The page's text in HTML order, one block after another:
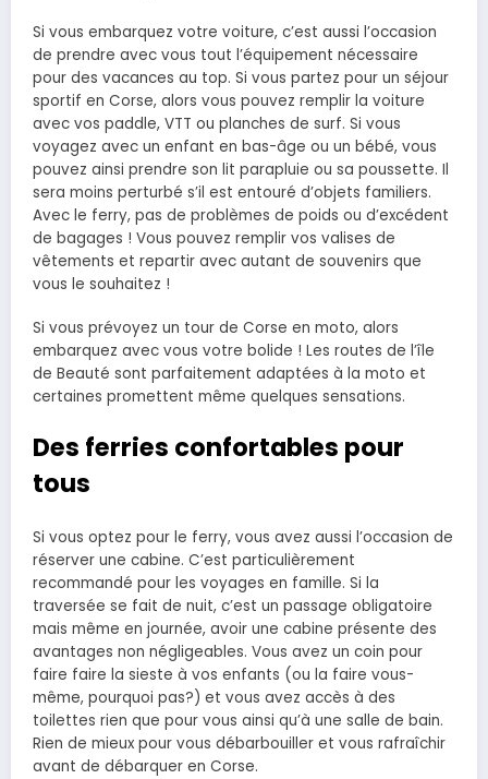
Si vous embarquez votre voiture, c’est aussi l’occasion
de prendre avec vous tout l’équipement nécessaire
pour des vacances au top. Si vous partez pour un séjour
sportif en Corse, alors vous pouvez remplir la voiture
avec vos paddle, VTT ou planches de surf. Si vous
voyagez avec un enfant en bas-âge ou un bébé, vous
pouvez ainsi prendre son lit parapluie ou sa poussette. Il
sera moins perturbé s’il est entouré d’objets familiers.
Avec le ferry, pas de problèmes de poids ou d’excédent
de bagages ! Vous pouvez remplir vos valises de
vêtements et repartir avec autant de souvenirs que
vous le souhaitez !
Si vous prévoyez un tour de Corse en moto, alors
embarquez avec vous votre bolide ! Les routes de l’île
de Beauté sont parfaitement adaptées à la moto et
certaines promettent même quelques sensations.
Des ferries confortables pour
tous
Si vous optez pour le ferry, vous avez aussi l’occasion de
réserver une cabine. C’est particulièrement
recommandé pour les voyages en famille. Si la
traversée se fait de nuit, c’est un passage obligatoire
mais même en journée, avoir une cabine présente des
avantages non négligeables. Vous avez un coin pour
faire faire la sieste à vos enfants (ou la faire vous-
même, pourquoi pas?) et vous avez accès à des
toilettes rien que pour vous ainsi qu’à une salle de bain.
Rien de mieux pour vous débarbouiller et vous rafraîchir
avant de débarquer en Corse.